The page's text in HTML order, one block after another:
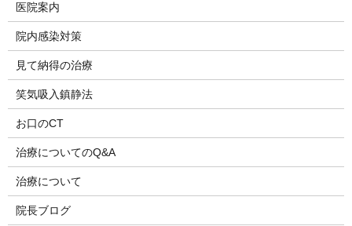
医院案内
院内感染対策
見て納得の治療
笑気吸入鎮静法
お口のCT
治療についてのQ&A
治療について
院長ブログ